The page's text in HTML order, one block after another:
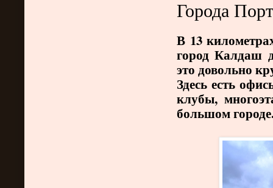
Города
В 13
город Калдаш
это довольно
Здесь есть
клубы,
большом